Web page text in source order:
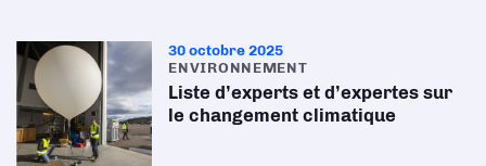
30 octobre 2025
ENVIRONNEMENT
Liste d’experts et d’expertes sur
le changement climatique